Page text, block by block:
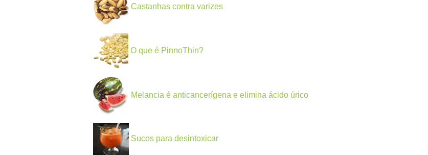
Castanhas contra varizes
O que é PinnoThin?
Melancia é anticancerígena e elimina ácido úrico
Sucos para desintoxicar